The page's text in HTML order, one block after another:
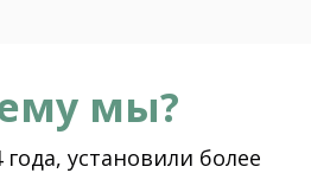
мы?
года, установили более